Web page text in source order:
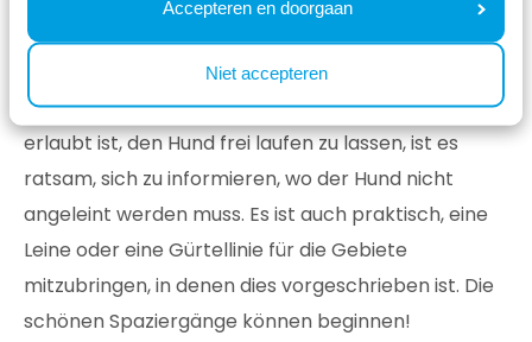
Accepteren en doorgaan
Niet accepteren
mit dem Hund in einem Ferienpark amMeerin den
Niederlanden oder ein Urlaub in einem Ferienpark in
Südlimburgdie ideale Wahl. Obwohl es vielerorts
erlaubt ist, den Hund frei laufen zu lassen, ist es
ratsam, sich zu informieren, wo der Hund nicht
angeleint werden muss. Es ist auch praktisch, eine
Leine oder eine Gürtellinie für die Gebiete
mitzubringen, in denen dies vorgeschrieben ist. Die
schönen Spaziergänge können beginnen!